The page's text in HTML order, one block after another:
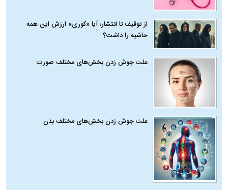
از توقیف تا انتشار؛ آیا «کوری» ارزش این همه
حاشیه را داشت؟
علت جوش زدن بخش‌های مختلف صورت
علت جوش زدن بخش‌های مختلف بدن